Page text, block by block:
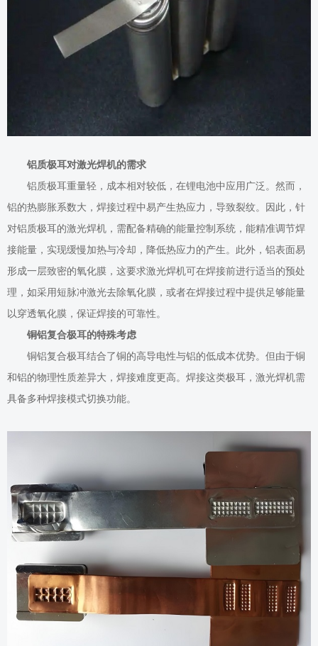
铝质极耳对激光焊机的需求
铝质极耳重量轻，成本相对较低，在锂电池中应用广泛。然而，
铝的热膨胀系数大，焊接过程中易产生热应力，导致裂纹。因此，针
对铝质极耳的激光焊机，需配备精确的能量控制系统，能精准调节焊
接能量，实现缓慢加热与冷却，降低热应力的产生。此外，铝表面易
形成一层致密的氧化膜，这要求激光焊机可在焊接前进行适当的预处
理，如采用短脉冲激光去除氧化膜，或者在焊接过程中提供足够能量
以穿透氧化膜，保证焊接的可靠性。
铜铝复合极耳的特殊考虑
铜铝复合极耳结合了铜的高导电性与铝的低成本优势。但由于铜
和铝的物理性质差异大，焊接难度更高。焊接这类极耳，激光焊机需
具备多种焊接模式切换功能。